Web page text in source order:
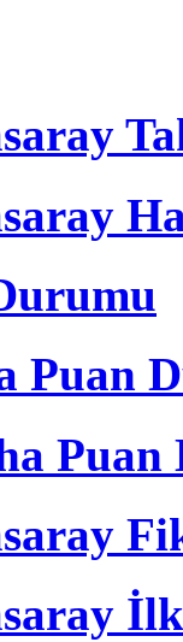
Puan